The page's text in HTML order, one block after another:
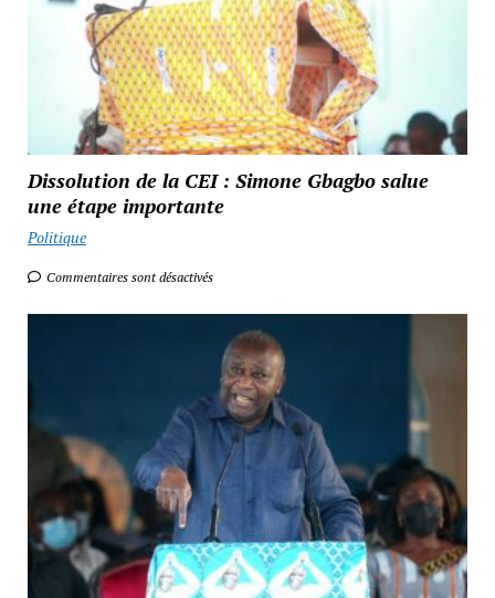
Dissolution de la CEI : Simone Gbagbo salue
une étape importante
Politique
Commentaires sont désactivés